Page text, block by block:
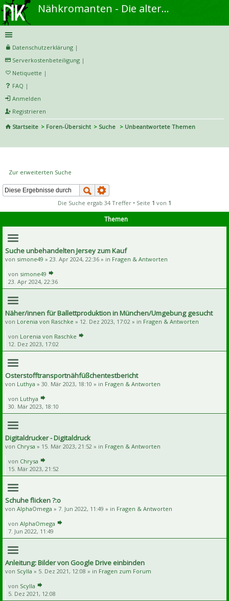
Nähkromanten - Die alternative Näh- und DIY-Community
Datenschutzerklärung |
Serverkostenbeteiligung |
Netiquette |
FAQ |
Anmelden
Registrieren
Startseite
Foren-Übersicht Suche
Unbeantwortete Themen
Zur erweiterten Suche
Die Suche ergab 34 Treffer • Seite 1 von 1
Themen
Suche unbehandelten Jersey zum Kauf
von simone49 » 23. Apr 2024, 22:36 » in Fragen & Antworten
von simone49
23. Apr 2024, 22:36
Näher/innen für Ballettproduktion in München/Umgebung gesucht
von Lorenia von Raschke » 12. Dez 2023, 17:02 » in Fragen & Antworten
von Lorenia von Raschke
12. Dez 2023, 17:02
Osterstofftransportnähfüßchentestbericht
von Luthya » 30. Mär 2023, 18:10 » in Fragen & Antworten
von Luthya
30. Mär 2023, 18:10
Digitaldrucker - Digitaldruck
von Chrysa » 15. Mär 2023, 21:52 » in Fragen & Antworten
von Chrysa
15. Mär 2023, 21:52
Schuhe flicken ?:o
von AlphaOmega » 7. Jun 2022, 11:49 » in Fragen & Antworten
von AlphaOmega
7. Jun 2022, 11:49
Anleitung: Bilder von Google Drive einbinden
von Scylla » 5. Dez 2021, 12:08 » in Fragen zum Forum
von Scylla
5. Dez 2021, 12:08